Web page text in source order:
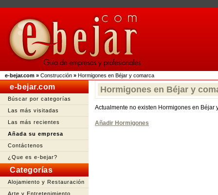
e-bejar.com » Construcción » Hormigones en Béjar y comarca
e-bejar.com
Búscar por categorías
Las más visitadas
Las más recientes
Añada su empresa
Contáctenos
¿Que es e-bejar?
Categorías
Alojamiento y Restauración
Arte y Entretenimiento
Hormigones en Béjar y
Actualmente no existen Hormigones en Béjar
Añadir Hormigones